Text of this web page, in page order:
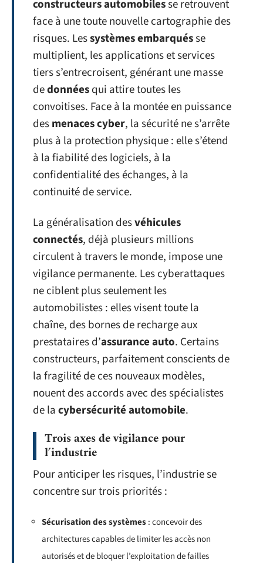
constructeurs automobilesse retrouvent
face à une toute nouvelle cartographie des
risques. Lessystèmes embarquésse
multiplient, les applications et services
tiers s’entrecroisent, générant une masse
dedonnéesqui attire toutes les
convoitises. Face à la montée en puissance
desmenaces cyber, la sécurité ne s’arrête
plus à la protection physique : elle s’étend
à la fiabilité des logiciels, à la
confidentialité des échanges, à la
continuité de service.
La généralisation desvéhicules
connectés, déjà plusieurs millions
circulent à travers le monde, impose une
vigilance permanente. Les cyberattaques
ne ciblent plus seulement les
automobilistes : elles visent toute la
chaîne, des bornes de recharge aux
prestataires d’assurance auto. Certains
constructeurs, parfaitement conscients de
la fragilité de ces nouveaux modèles,
nouent des accords avec des spécialistes
de lacybersécurité automobile.
Trois axes de vigilance pour
l’industrie
Pour anticiper les risques, l’industrie se
concentre sur trois priorités :
Sécurisation des systèmes: concevoir des
architectures capables de limiter les accès non
autorisés et de bloquer l’exploitation de failles